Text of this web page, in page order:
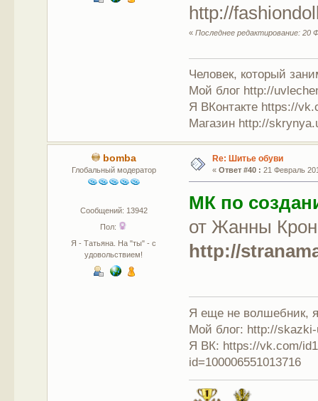
http://
«Последнее редактирование:
Человек, который
Мой блог http://
Я ВКонтакте https://
Магазин http://
bomba
Глобальный модератор
Сообщений: 13942
Пол:
Я - Татьяна. На "ты" - с
удовольствием!
Re: Шитье обуви
« Ответ #40 : 21 Февраль
МК по
от Жанны
http://
Я еще не волшебник,
Мой блог: http://
Я ВК: https://vk.com/
id=100006551013716